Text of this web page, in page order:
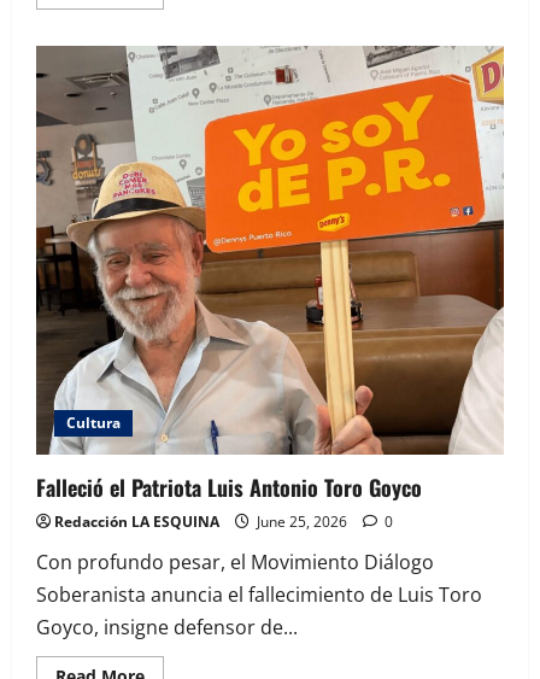
de
Las
Piedras
y
Legislatura
Municipal
reconocen
a
estudiantes
pedreños
por
representar
a
Puerto
Rico
en
prestigioso
festival
coral
en
España
Cultura
Falleció el Patriota Luis Antonio Toro Goyco
Redacción LA ESQUINA June 25, 2026 0
Con profundo pesar, el Movimiento Diálogo
Soberanista anuncia el fallecimiento de Luis Toro
Goyco, insigne defensor de...